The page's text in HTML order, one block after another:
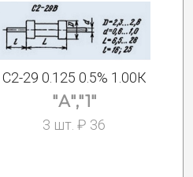
С2-29 0.125 0.5% 1.00К
"А","1"
3 шт. ₽ 36